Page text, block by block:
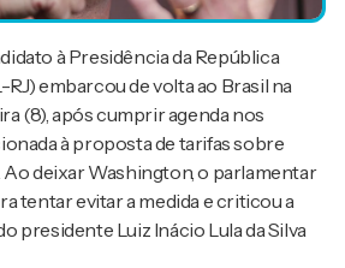
à Presidência da República
embarcou de volta ao Brasil na
(8), após cumprir agenda nos
à proposta de tarifas sobre
deixar Washington, o parlamentar
tentar evitar a medida e criticou a
presidente Luiz Inácio Lula da Silva